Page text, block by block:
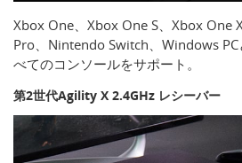
Xbox One、Xbox One S、Xbox One
Pro、Nintendo Switch、Windows
べてのコンソールをサポート。
第2世代Agility X 2.4GHz レシーバー